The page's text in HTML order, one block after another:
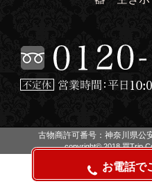
古物商許可番号：神奈川県公
copyright© 2018 買Trip
お電話で